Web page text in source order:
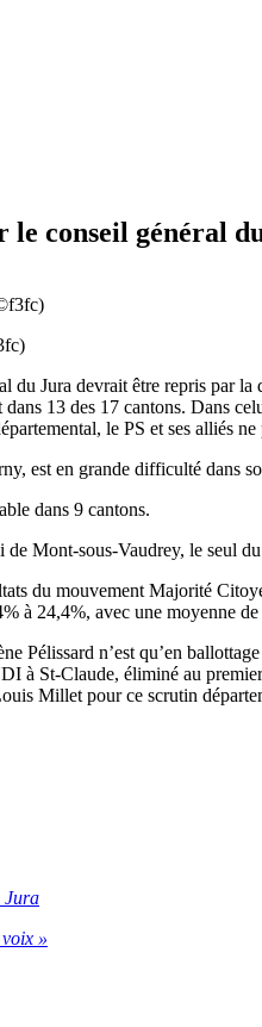
le conseil général
Jura devrait être repris par
13 des 17 cantons. Dans
le PS et ses alliés
est en grande difficulté
dans 9 cantons.
Mont-sous-Vaudrey, le seul
du mouvement Majorité
à 24,4%, avec une moyenne de
Pélissard n’est qu’en
à St-Claude, éliminé au
Millet pour ce scrutin
Jura
»